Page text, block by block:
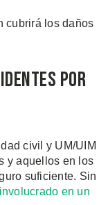
cubrirá los daños
Por
civil y UM/UIM
y aquellos en los
suficiente. Sin
involucrado en un